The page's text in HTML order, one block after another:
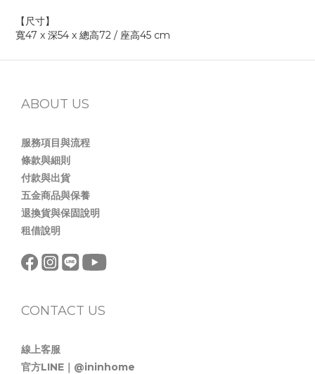
【尺寸】
寬47 x 深54 x 總高72 / 座高45 cm
ABOUT US
服務項目與流程
條款與細則
付款與出貨
五金商品與保養
退換貨與保固說明
租借說明
CONTACT US
線上客服
官方LINE｜@ininhome